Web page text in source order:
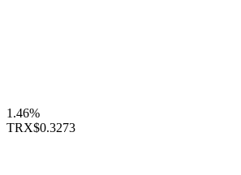
1.46%
TRX$0.3273